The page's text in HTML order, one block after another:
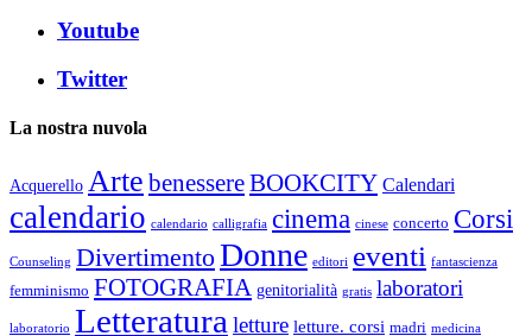
Youtube
Twitter
La nostra nuvola
Acquerello Arte benessereBOOKCITY Calendari
calendario calendario calligrafia cinema cinese concerto Corsi
Counseling DivertimentoDonne editori eventi fantascienza
femminismo FOTOGRAFIA genitorialità gratis laboratori
laboratorio Letteratura letture letture. corsi madri medicina